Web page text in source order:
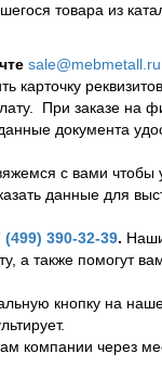
товара из
sale@mebmetall.ru
карточку
При заказе на
документа
с вами чтобы
данные для
(499) 390-32-39.
а также помогут
кнопку на
компании через